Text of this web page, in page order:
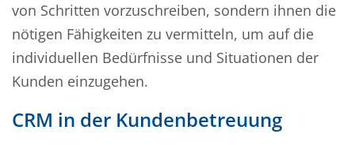
von Schritten vorzuschreiben, sondern ihnen die
nötigen Fähigkeiten zu vermitteln, um auf die
individuellen Bedürfnisse und Situationen der
Kunden einzugehen.
CRM in der Kundenbetreuung